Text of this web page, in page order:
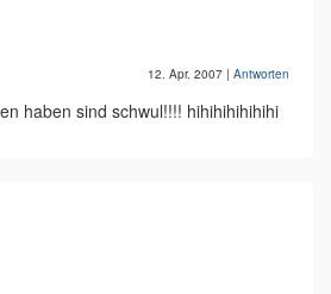
12. Apr. 2007 | Antworten
haben sind schwul!!!! hihihihihihihi